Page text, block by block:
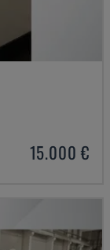
15.000 €